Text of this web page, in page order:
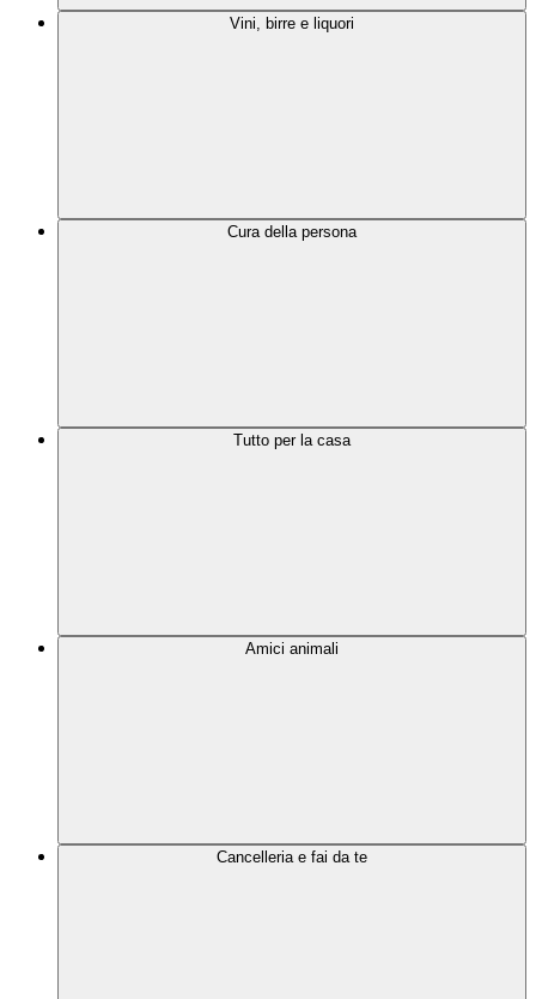
Vini, birre e liquori
Cura della persona
Tutto per la casa
Amici animali
Cancelleria e fai da te